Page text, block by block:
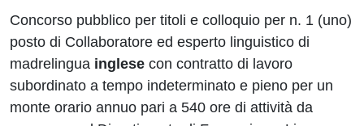
Concorso pubblico per titoli e colloquio per n. 1 (uno)
posto di Collaboratore ed esperto linguistico di
madrelingua inglese con contratto di lavoro
subordinato a tempo indeterminato e pieno per un
monte orario annuo pari a 540 ore di attività da